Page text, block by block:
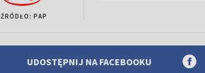
ŹRÓDŁO: PAP
UDOSTĘPNIJ NA FACEBOOKU